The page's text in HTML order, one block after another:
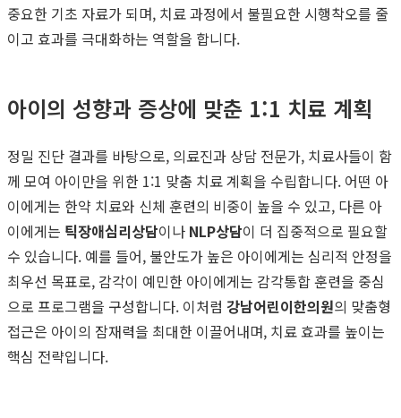
중요한 기초 자료가 되며, 치료 과정에서 불필요한 시행착오를 줄
이고 효과를 극대화하는 역할을 합니다.
아이의 성향과 증상에 맞춘 1:1 치료 계획
정밀 진단 결과를 바탕으로, 의료진과 상담 전문가, 치료사들이 함
께 모여 아이만을 위한 1:1 맞춤 치료 계획을 수립합니다. 어떤 아
이에게는 한약 치료와 신체 훈련의 비중이 높을 수 있고, 다른 아
이에게는 틱장애심리상담이나 NLP상담이 더 집중적으로 필요할
수 있습니다. 예를 들어, 불안도가 높은 아이에게는 심리적 안정을
최우선 목표로, 감각이 예민한 아이에게는 감각통합 훈련을 중심
으로 프로그램을 구성합니다. 이처럼 강남어린이한의원의 맞춤형
접근은 아이의 잠재력을 최대한 이끌어내며, 치료 효과를 높이는
핵심 전략입니다.